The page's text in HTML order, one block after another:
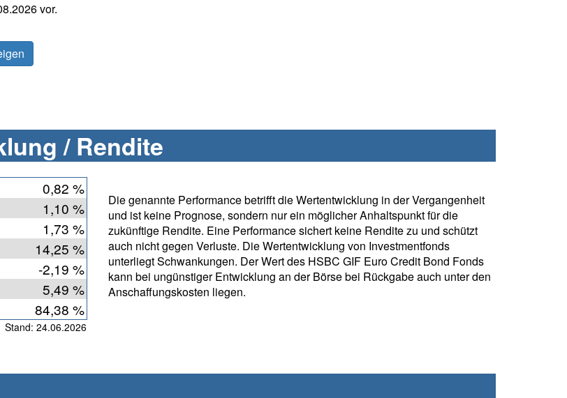
vor.
/ Rendite
0,82 %
1,10 %
1,73 %
14,25 %
-2,19 %
5,49 %
84,38 %
Stand: 24.06.2026
Die genannte Performance betrifft die Wertentwicklung in der Vergangenheit
und ist keine Prognose, sondern nur ein möglicher Anhaltspunkt für die
zukünftige Rendite. Eine Performance sichert keine Rendite zu und schützt
auch nicht gegen Verluste. Die Wertentwicklung von Investmentfonds
unterliegt Schwankungen. Der Wert des HSBC GIF Euro Credit Bond Fonds
kann bei ungünstiger Entwicklung an der Börse bei Rückgabe auch unter den
Anschaffungskosten liegen.